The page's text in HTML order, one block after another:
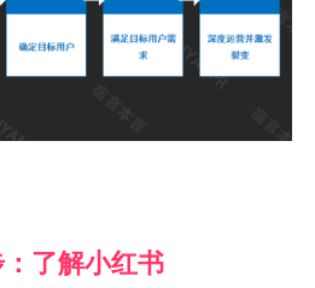
了解小红书